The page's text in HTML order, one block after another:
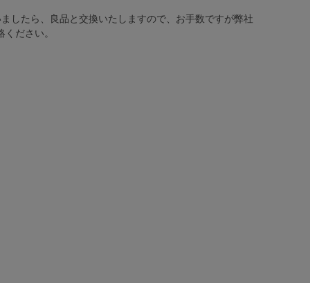
したら、良品と交換いたしますので、お手数ですが弊社
ださい。